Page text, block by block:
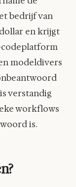
bedrijf van
en krijgt
codeplatform
modeldivers
verstandig
workflows
is.